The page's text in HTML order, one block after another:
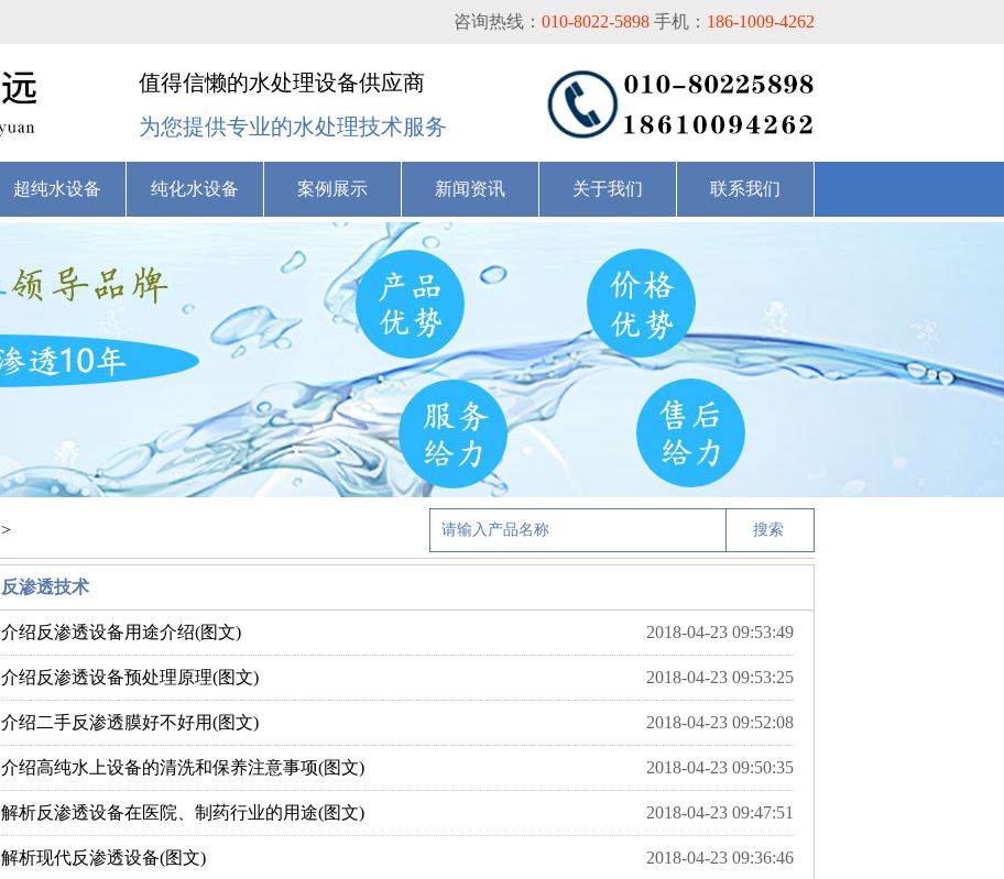
咨询热线： 010-8022-5898 手机： 186-1009-4262
值得信懒的水处理设备供应商
为您提供专业的水处理技术服务
超纯水设备 纯化水设备 案例展示 新闻资讯 关于我们 联系我们
>
反渗透技术
介绍反渗透设备用途介绍(图文) 2018-04-23 09:53:49
介绍反渗透设备预处理原理(图文) 2018-04-23 09:53:25
介绍二手反渗透膜好不好用(图文) 2018-04-23 09:52:08
介绍高纯水上设备的清洗和保养注意事项(图文) 2018-04-23 09:50:35
解析反渗透设备在医院、制药行业的用途(图文) 2018-04-23 09:47:51
解析现代反渗透设备(图文) 2018-04-23 09:36:46